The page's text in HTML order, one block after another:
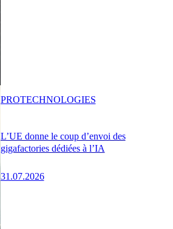
L’UE donne le coup d’envoi des
gigafactories dédiées à l’IA
31.07.2026
PROTECHNOLOGIES